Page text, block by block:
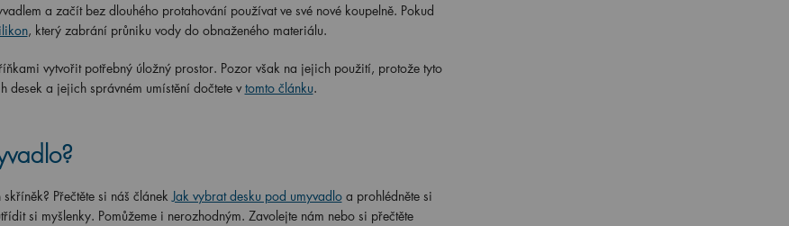
a začít bez dlouhého protahování používat ve své nové koupelně. Pokud
, který zabrání průniku vody do obnaženého materiálu.
vytvořit potřebný úložný prostor. Pozor však na jejich použití, protože tyto
desek a jejich správném umístění dočtete vtomto článku.
Přečtěte si náš článekJak vybrat desku pod umyvadloa prohlédněte si
si myšlenky. Pomůžeme i nerozhodným. Zavolejte nám nebo si přečtěte